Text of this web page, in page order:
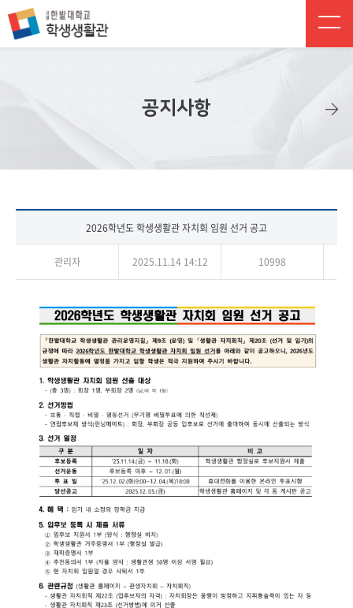
공지사항
2026학년도 학생생활관 자치회 임원 선거 공고
관리자 2025.11.14 14:12 10998